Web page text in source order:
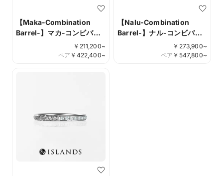
【Maka-Combination
Barrel-】マカ-コンビバレ
￥ 211,200~
￥ 422,400~
ペア
【Nalu-Combination
Barrel-】ナル-コンビバレ
￥ 273,900~
￥ 547,800~
ペア